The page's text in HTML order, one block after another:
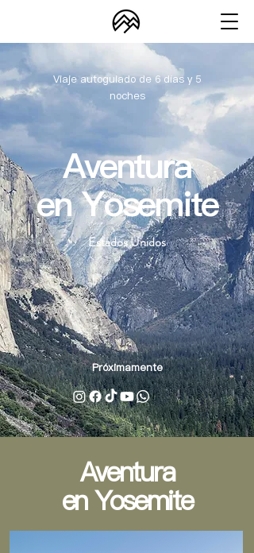
Viaje autoguiado de6días y 5
noches
Aventura
en Yosemite
Estados Unidos
Próximamente
Aventura
en Yosemite